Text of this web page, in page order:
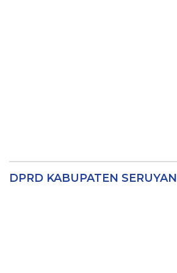
DPRD KABUPATEN SERUYAN